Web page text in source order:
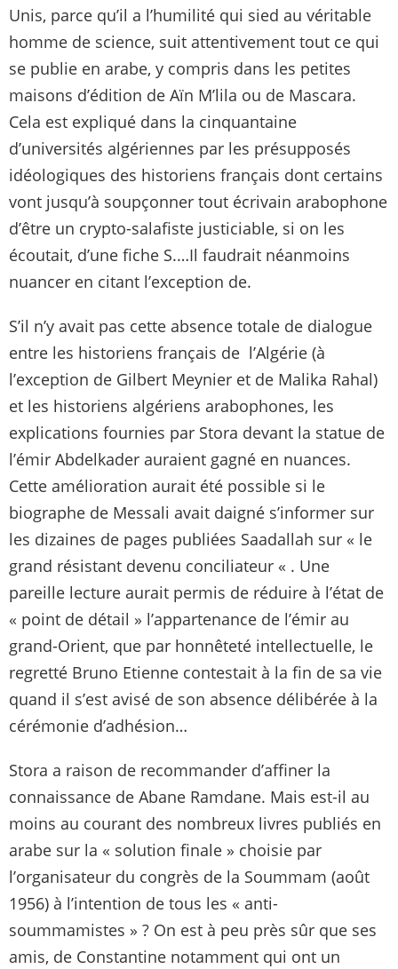
Unis, parce qu’il a l’humilité qui sied au véritable
homme de science, suit attentivement tout ce qui
se publie en arabe, y compris dans les petites
maisons d’édition de Aïn M’lila ou de Mascara.
Cela est expliqué dans la cinquantaine
d’universités algériennes par les présupposés
idéologiques des historiens français dont certains
vont jusqu’à soupçonner tout écrivain arabophone
d’être un crypto-salafiste justiciable, si on les
écoutait, d’une fiche S.…Il faudrait néanmoins
nuancer en citant l’exception de.
S’il n’y avait pas cette absence totale de dialogue
entre les historiens français de l’Algérie (à
l’exception de Gilbert Meynier et de Malika Rahal)
et les historiens algériens arabophones, les
explications fournies par Stora devant la statue de
l’émir Abdelkader auraient gagné en nuances.
Cette amélioration aurait été possible si le
biographe de Messali avait daigné s’informer sur
les dizaines de pages publiées Saadallah sur « le
grand résistant devenu conciliateur « . Une
pareille lecture aurait permis de réduire à l’état de
« point de détail » l’appartenance de l’émir au
grand-Orient, que par honnêteté intellectuelle, le
regretté Bruno Etienne contestait à la fin de sa vie
quand il s’est avisé de son absence délibérée à la
cérémonie d’adhésion…
Stora a raison de recommander d’affiner la
connaissance de Abane Ramdane. Mais est-il au
moins au courant des nombreux livres publiés en
arabe sur la « solution finale » choisie par
l’organisateur du congrès de la Soummam (août
1956) à l’intention de tous les « anti-
soummamistes » ? On est à peu près sûr que ses
amis, de Constantine notamment qui ont un